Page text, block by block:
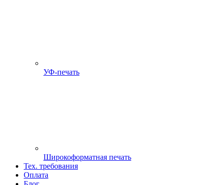
УФ-печать
Широкоформатная печать
Тех. требования
Оплата